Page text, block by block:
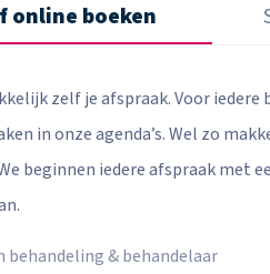
online boeken
zelf je afspraak. Voor iedere
in onze agenda’s. Wel zo
beginnen iedere afspraak met
behandeling & behandelaar